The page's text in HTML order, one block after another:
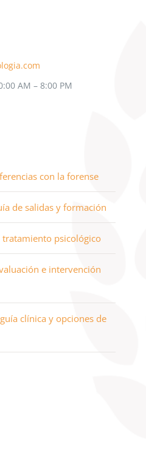
AM – 8:00 PM
con la forense
de salidas y formación
tratamiento psicológico
e intervención
clínica y opciones de